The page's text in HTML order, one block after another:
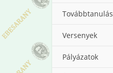
Továbbtanulás
Versenyek
Pályázatok